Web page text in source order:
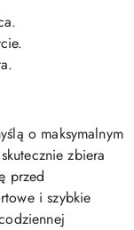
o maksymalnym
zbiera
przed
i szybkie